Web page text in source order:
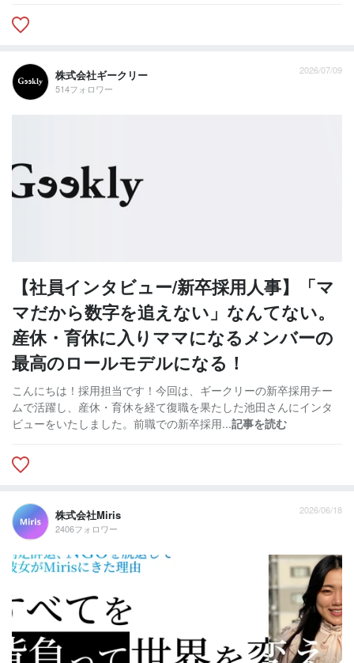
株式会社ギークリー
514フォロワー
2026/07/09
【社員インタビュー/新卒採用人事】「マ
マだから数字を追えない」なんてない。
産休・育休に入りママになるメンバーの
最高のロールモデルになる！
こんにちは！採用担当です！今回は、ギークリーの新卒採用チー
ムで活躍し、産休・育休を経て復職を果たした池田さんにインタ
ビューをいたしました。前職での新卒採用...記事を読む
株式会社Miris
2406フォロワー
2026/06/18